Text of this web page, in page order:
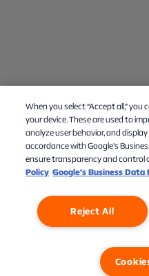
When you select “Accept all,”
your device. These are used to
analyze user behavior, and
accordance with Google's
ensure transparency and control
Policy Google’s Business
Reject All